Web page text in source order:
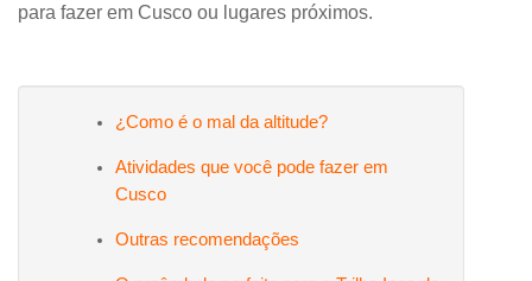
para fazer em Cusco ou lugares próximos.
¿Como é o mal da altitude?
Atividades que você pode fazer em
Cusco
Outras recomendações